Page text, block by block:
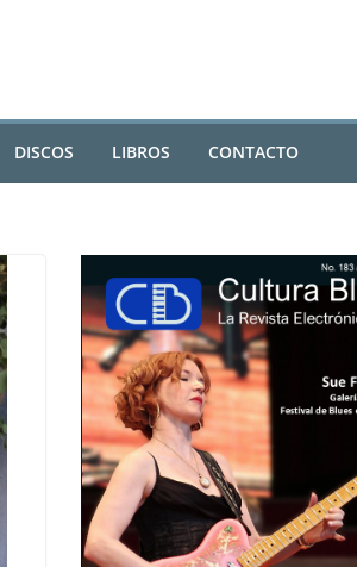
DISCOS LIBROS CONTACTO